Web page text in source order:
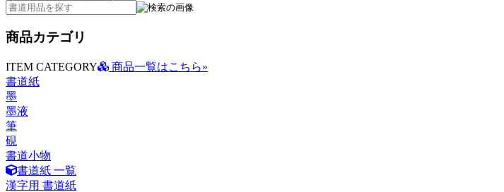
商品カテゴリ
ITEM CATEGORY
商品一覧はこちら»
書道紙
墨
墨液
筆
硯
書道小物
書道紙 一覧
漢字用 書道紙